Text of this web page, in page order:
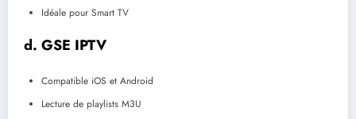
Idéale pour Smart TV
d. GSE IPTV
Compatible iOS et Android
Lecture de playlists M3U